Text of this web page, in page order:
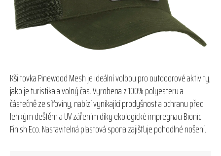
Kšiltovka Pinewood Mesh je ideální volbou pro outdoorové aktivity,
jako je turistika a volný čas. Vyrobena z 100% polyesteru a
částečně ze síťoviny, nabízí vynikající prodyšnost a ochranu před
lehkým deštěm a UV zářením díky ekologické impregnaci Bionic
Finish Eco. Nastavitelná plastová spona zajišťuje pohodlné nošení.